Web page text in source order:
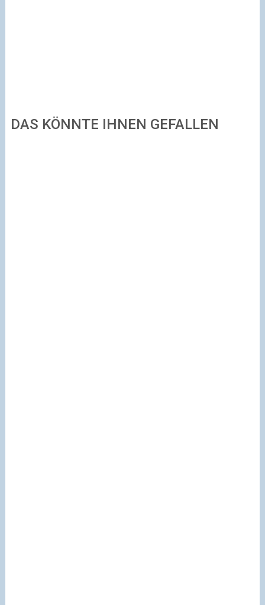
DAS KÖNNTE IHNEN GEFALLEN